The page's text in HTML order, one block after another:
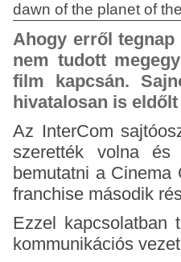
dawn of the planet of
Ahogy erről
nem tudott
film kapcsán.
hivatalosan is
Az InterCom
szerették volna
bemutatni a Cinema
franchise második
Ezzel kapcsolatban
kommunikációs